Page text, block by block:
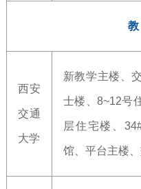
教
西安
交通
大学
新教学主楼、
士楼、8~12号
层住宅楼、
馆、平台主楼